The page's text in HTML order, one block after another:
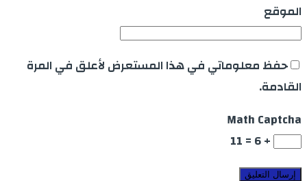
الموقع
حفظ معلوماتي في هذا المستعرض لأعلق في المرة
القادمة.
Math Captcha
+ 6 = 11